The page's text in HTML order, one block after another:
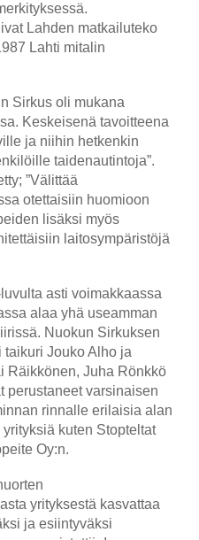
Lahden matkailuteko
Lahti mitalin
Sirkus oli mukana
Keskeisenä tavoitteena
ja niihin hetkenkin
taidenautintoja”.
”Välittää
otettaisiin huomioon
lisäksi myös
laitosympäristöjä
asti voimakkaassa
alaa yhä useamman
Nuokun Sirkuksen
Jouko Alho ja
Räikkönen, Juha Rönkkö
perustaneet varsinaisen
rinnalle erilaisia alan
kuten Stopteltat
Oy:n.
yrityksestä kasvattaa
ja esiintyväksi